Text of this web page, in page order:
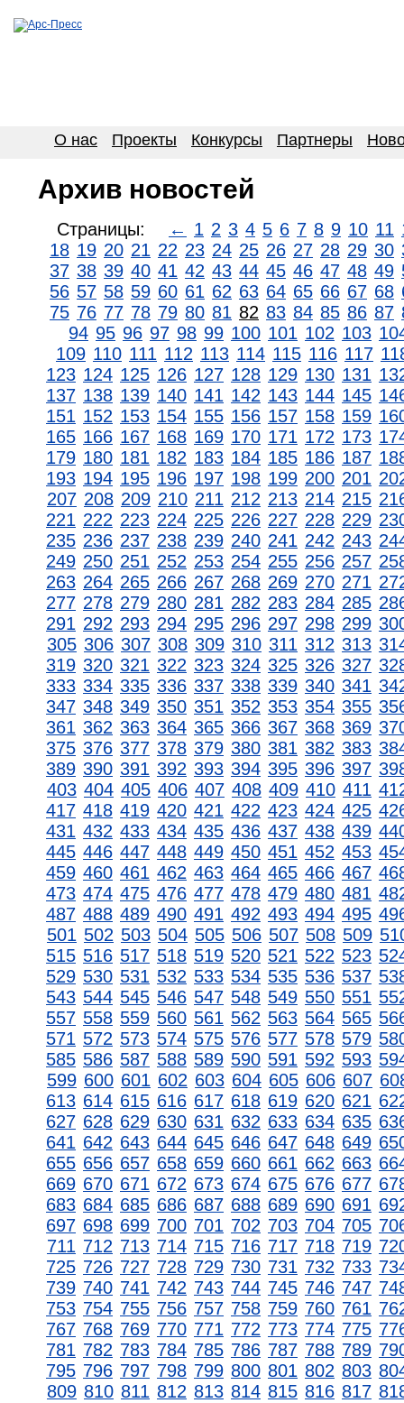
О нас Проекты Конкурсы Партнеры
Архив новостей
Страницы: ← 1 2 3 4 5 6 7 8 9 10 11
18 19 20 21 22 23 24 25 26 27 28 29 30
37 38 39 40 41 42 43 44 45 46 47 48 49
56 57 58 59 60 61 62 63 64 65 66 67 68
75 76 77 78 79 80 81 82 83 84 85 86 87
94 95 96 97 98 99 100 101 102 103
109 110 111 112 113 114 115 116 117
123 124 125 126 127 128 129 130 131
137 138 139 140 141 142 143 144 145
151 152 153 154 155 156 157 158 159
165 166 167 168 169 170 171 172 173
179 180 181 182 183 184 185 186 187
193 194 195 196 197 198 199 200 201
207 208 209 210 211 212 213 214 215
221 222 223 224 225 226 227 228 229
235 236 237 238 239 240 241 242 243
249 250 251 252 253 254 255 256 257
263 264 265 266 267 268 269 270 271
277 278 279 280 281 282 283 284 285
291 292 293 294 295 296 297 298 299
305 306 307 308 309 310 311 312 313
319 320 321 322 323 324 325 326 327
333 334 335 336 337 338 339 340 341
347 348 349 350 351 352 353 354 355
361 362 363 364 365 366 367 368 369
375 376 377 378 379 380 381 382 383
389 390 391 392 393 394 395 396 397
403 404 405 406 407 408 409 410 411
417 418 419 420 421 422 423 424 425
431 432 433 434 435 436 437 438 439
445 446 447 448 449 450 451 452 453
459 460 461 462 463 464 465 466 467
473 474 475 476 477 478 479 480 481
487 488 489 490 491 492 493 494 495
501 502 503 504 505 506 507 508 509
515 516 517 518 519 520 521 522 523
529 530 531 532 533 534 535 536 537
543 544 545 546 547 548 549 550 551
557 558 559 560 561 562 563 564 565
571 572 573 574 575 576 577 578 579
585 586 587 588 589 590 591 592 593
599 600 601 602 603 604 605 606 607
613 614 615 616 617 618 619 620 621
627 628 629 630 631 632 633 634 635
641 642 643 644 645 646 647 648 649
655 656 657 658 659 660 661 662 663
669 670 671 672 673 674 675 676 677
683 684 685 686 687 688 689 690 691
697 698 699 700 701 702 703 704 705
711 712 713 714 715 716 717 718 719
725 726 727 728 729 730 731 732 733
739 740 741 742 743 744 745 746 747
753 754 755 756 757 758 759 760 761
767 768 769 770 771 772 773 774 775
781 782 783 784 785 786 787 788 789
795 796 797 798 799 800 801 802 803
809 810 811 812 813 814 815 816 817